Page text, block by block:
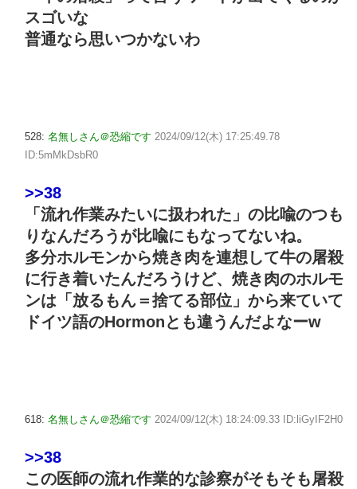
スゴいな
普通なら思いつかないわ
528: 名無しさん＠恐縮です 2024/09/12(木) 17:25:49.78
ID:5mMkDsbR0
>>38
「流れ作業みたいに扱われた」の比喩のつも
りなんだろうが比喩にもなってないね。
多分ホルモンから焼き肉を連想して牛の屠殺
に行き着いたんだろうけど、焼き肉のホルモ
ンは「放るもん＝捨てる部位」から来ていて
ドイツ語のHormonとも違うんだよなーw
618: 名無しさん＠恐縮です 2024/09/12(木) 18:24:09.33 ID:liGyIF2H0
>>38
この医師の流れ作業的な診察がそもそも屠殺